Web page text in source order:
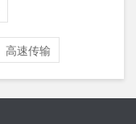
高速传输